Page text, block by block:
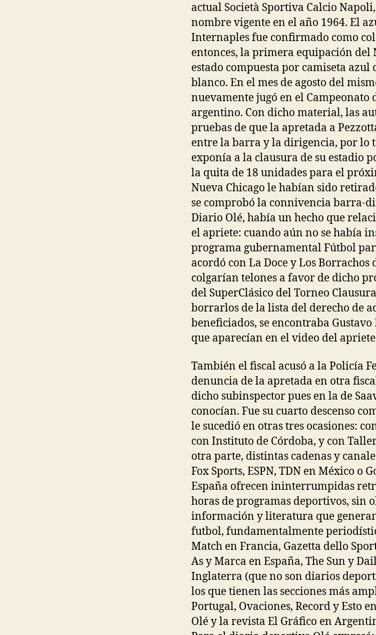
actual Società Sportiva Calcio
nombre vigente en el año 1964. El
Internaples fue confirmado como
entonces, la primera equipación del
estado compuesta por camiseta
blanco. En el mes de agosto del
nuevamente jugó en el
argentino. Con dicho material, las
pruebas de que la apretada a
entre la barra y la dirigencia, por lo
exponía a la clausura de su estadio
la quita de 18 unidades para el
Nueva Chicago le habían sido
se comprobó la connivencia barra-
Diario Olé, había un hecho que
el apriete: cuando aún no se había
programa gubernamental Fútbol
acordó con La Doce y Los Borrachos
colgarían telones a favor de dicho
del SuperClásico del Torneo
borrarlos de la lista del derecho de
beneficiados, se encontraba
que aparecían en el video del
También el fiscal acusó a la Policía
denuncia de la apretada en otra
dicho subinspector pues en la de
conocían. Fue su cuarto descenso
le sucedió en otras tres ocasiones:
con Instituto de Córdoba, y con
otra parte, distintas cadenas y
Fox Sports, ESPN, TDN en México o
España ofrecen ininterrumpidas
horas de programas deportivos, sin
información y literatura que
futbol, fundamentalmente
Match en Francia, Gazetta dello
As y Marca en España, The Sun y
Inglaterra (que no son diarios
los que tienen las secciones más
Portugal, Ovaciones, Record y Esto
Olé y la revista El Gráfico en